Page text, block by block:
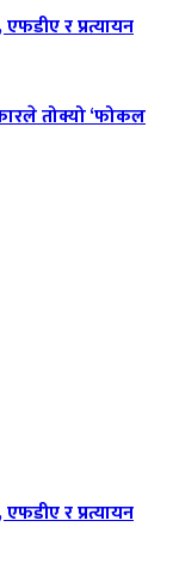
र प्रत्यायन
तोक्यो ‘फोकल
र प्रत्यायन